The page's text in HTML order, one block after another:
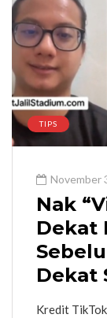
TIPS
November
Nak
Dekat
Dekat
Kredit